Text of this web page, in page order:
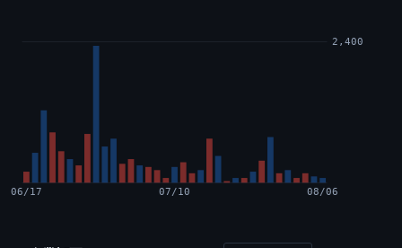
2,400
06/17 07/10 08/06